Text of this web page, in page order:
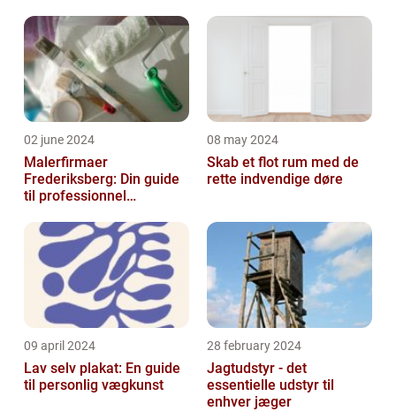
02 june 2024
Malerfirmaer
Frederiksberg: Din guide
til professionnel
08 may 2024
Skab et flot rum med de
rette indvendige døre
09 april 2024
Lav selv plakat: En guide
til personlig vægkunst
28 february 2024
Jagtudstyr - det
essentielle udstyr til
enhver jæger